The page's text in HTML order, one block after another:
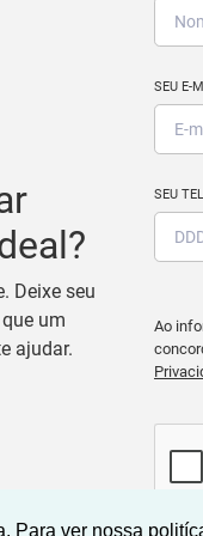
Para ver nossa
Deixe seu
um
ajudar.
SEU E-
SEU
Ao